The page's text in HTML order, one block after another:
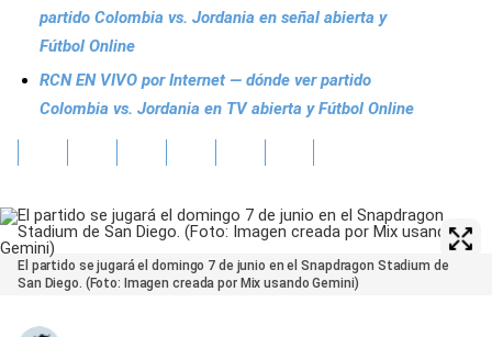
partido Colombia vs. Jordania en señal abierta y
Fútbol Online
RCN EN VIVO por Internet — dónde ver partido
Colombia vs. Jordania en TV abierta y Fútbol Online
El partido se jugará el domingo 7 de junio en el Snapdragon Stadium de
San Diego. (Foto: Imagen creada por Mix usando Gemini)